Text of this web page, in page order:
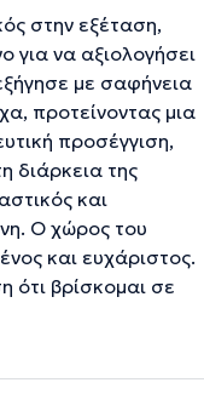
στην εξέταση,
για να αξιολογήσει
με σαφήνεια
προτείνοντας μια
προσέγγιση,
διάρκεια της
και
Ο χώρος του
και ευχάριστος.
ότι βρίσκομαι σε